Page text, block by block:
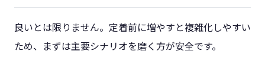
良いとは限りません。定着前に増やすと複雑化しやすい
ため、まずは主要シナリオを磨く方が安全です。